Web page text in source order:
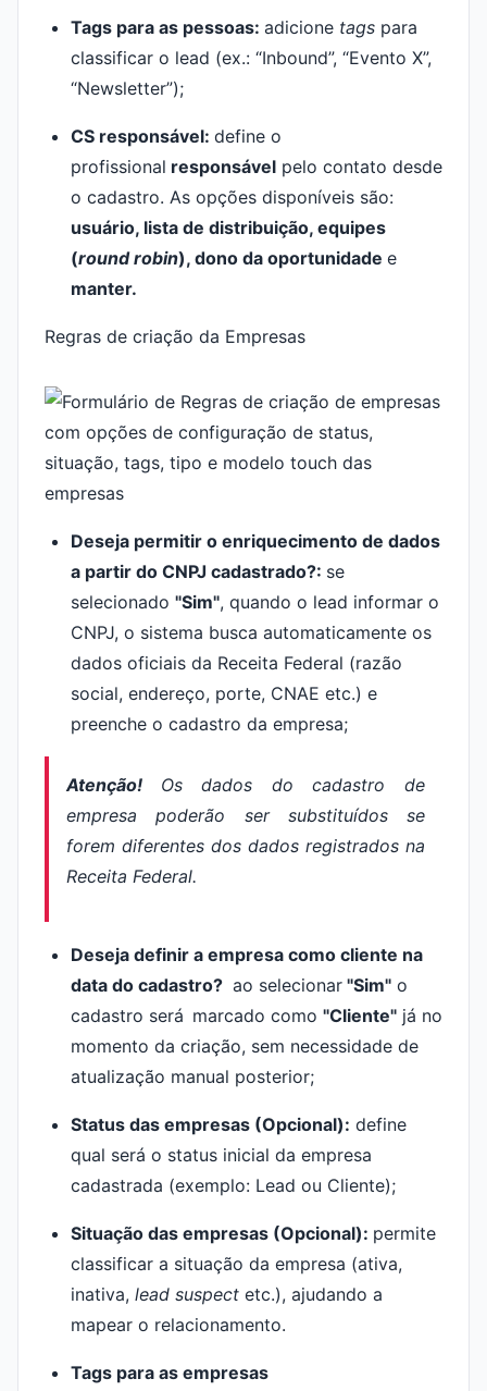
Tags para as pessoas: adicione tags para
classificar o lead (ex.: “Inbound”, “Evento X”,
“Newsletter”);
CS responsável: define o
profissional responsável pelo contato desde
o cadastro. As opções disponíveis são:
usuário, lista de distribuição, equipes
(round robin), dono da oportunidade e
manter.
Regras de criação da Empresas
Deseja permitir o enriquecimento de dados
a partir do CNPJ cadastrado?: se
selecionado "Sim", quando o lead informar o
CNPJ, o sistema busca automaticamente os
dados oficiais da Receita Federal (razão
social, endereço, porte, CNAE etc.) e
preenche o cadastro da empresa;
Atenção! Os dados do cadastro de
empresa poderão ser substituídos se
forem diferentes dos dados registrados na
Receita Federal.
Deseja definir a empresa como cliente na
data do cadastro? ao selecionar "Sim" o
cadastro será marcado como "Cliente" já no
momento da criação, sem necessidade de
atualização manual posterior;
Status das empresas (Opcional): define
qual será o status inicial da empresa
cadastrada (exemplo: Lead ou Cliente);
Situação das empresas (Opcional): permite
classificar a situação da empresa (ativa,
inativa, lead suspect etc.), ajudando a
mapear o relacionamento.
Tags para as empresas